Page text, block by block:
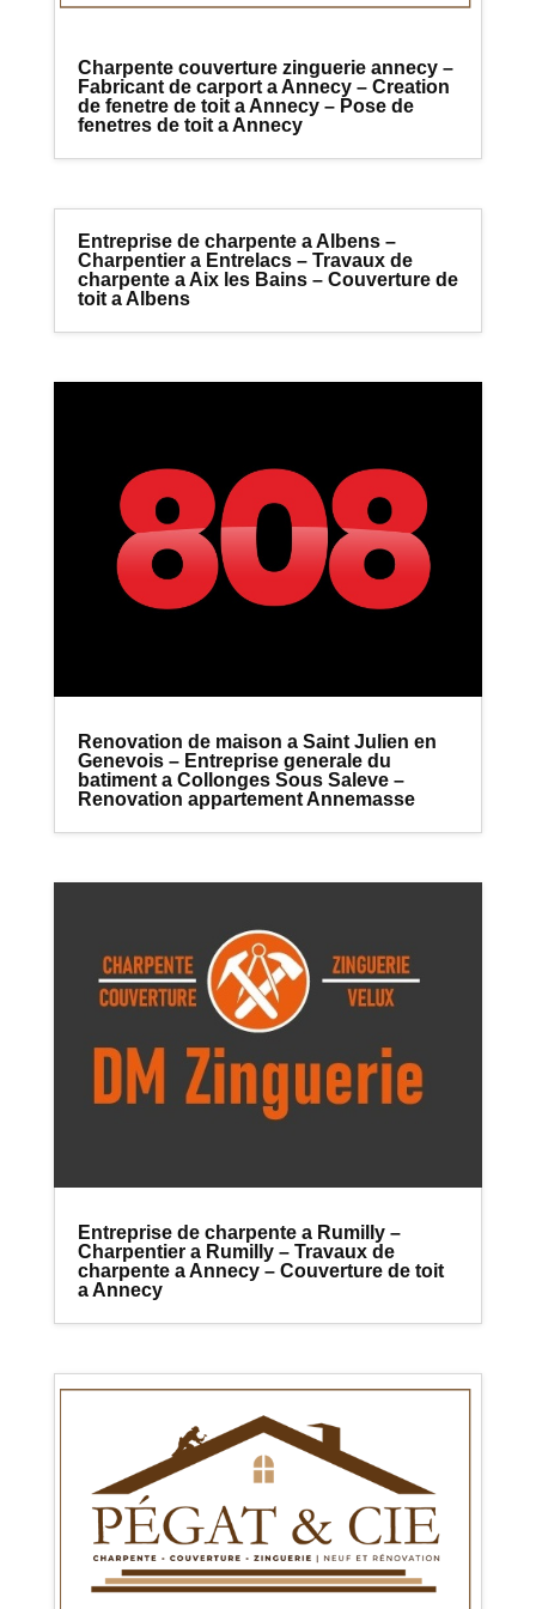
Charpente couverture zinguerie annecy –
Fabricant de carport a Annecy – Creation
de fenetre de toit a Annecy – Pose de
fenetres de toit a Annecy
Entreprise de charpente a Albens –
Charpentier a Entrelacs – Travaux de
charpente a Aix les Bains – Couverture de
toit a Albens
Renovation de maison a Saint Julien en
Genevois – Entreprise generale du
batiment a Collonges Sous Saleve –
Renovation appartement Annemasse
Entreprise de charpente a Rumilly –
Charpentier a Rumilly – Travaux de
charpente a Annecy – Couverture de toit
a Annecy